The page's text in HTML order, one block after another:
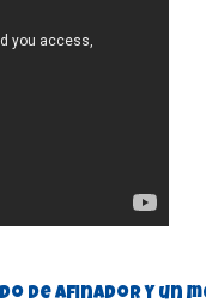
de afinador y un